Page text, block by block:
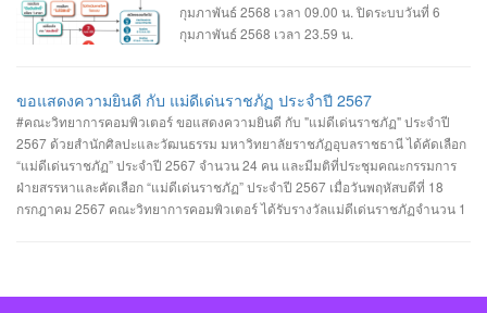
กุมภาพันธ์ 2568 เวลา 09.00 น. ปิดระบบวันที่ 6
กุมภาพันธ์ 2568 เวลา 23.59 น.
ขอแสดงความยินดี กับ แม่ดีเด่นราชภัฏ ประจำปี 2567
#คณะวิทยาการคอมพิวเตอร์ ขอแสดงความยินดี กับ "แม่ดีเด่นราชภัฏ" ประจำปี
2567 ด้วยสำนักศิลปะและวัฒนธรรม มหาวิทยาลัยราชภัฏอุบลราชธานี ได้คัดเลือก
“แม่ดีเด่นราชภัฏ” ประจำปี 2567 จำนวน 24 คน และมีมติที่ประชุมคณะกรรมการ
ฝ่ายสรรหาและคัดเลือก “แม่ดีเด่นราชภัฏ” ประจำปี 2567 เมื่อวันพฤหัสบดีที่ 18
กรกฎาคม 2567 คณะวิทยาการคอมพิวเตอร์ ได้รับรางวัลแม่ดีเด่นราชภัฏจำนวน 1
ราชภัฏอุบลราชธานี #มหาวิทยาลัยแห่งความสุข